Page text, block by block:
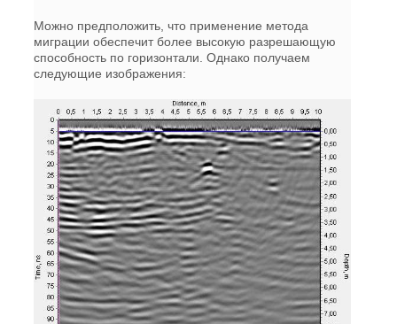
Можно предположить, что применение метода
миграции обеспечит более высокую разрешающую
способность по горизонтали. Однако получаем
следующие изображения: